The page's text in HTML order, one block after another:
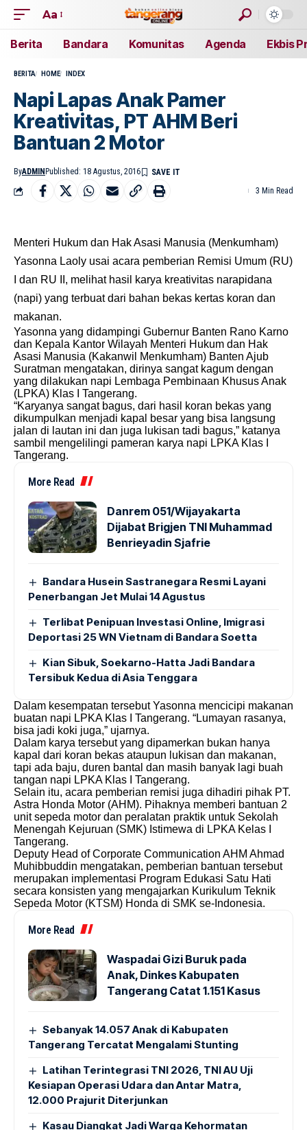
Aa
Berita Bandara Komunitas Agenda Ekbis
BERITA HOME INDEX
Napi Lapas Anak Pamer
Kreativitas, PT AHM Beri
Bantuan 2 Motor
ByADMIN Published: 18 Agustus, 2016
3 Min Read
Menteri Hukum dan Hak Asasi Manusia (Menkumham)
Yasonna Laoly usai acara pemberian Remisi Umum (RU)
I dan RU II, melihat hasil karya kreativitas narapidana
(napi) yang terbuat dari bahan bekas kertas koran dan
makanan.
Yasonna yang didampingi Gubernur Banten Rano Karno
dan Kepala Kantor Wilayah Menteri Hukum dan Hak
Asasi Manusia (Kakanwil Menkumham) Banten Ajub
Suratman mengatakan, dirinya sangat kagum dengan
yang dilakukan napi Lembaga Pembinaan Khusus Anak
(LPKA) Klas I Tangerang.
“Karyanya sangat bagus, dari hasil koran bekas yang
dikumpulkan menjadi kapal besar yang bisa langsung
jalan di lautan ini dan juga lukisan tadi bagus,” katanya
sambil mengelilingi pameran karya napi LPKA Klas I
Tangerang.
More Read
Danrem 051/Wijayakarta
Dijabat Brigjen TNI Muhammad
Benrieyadin Sjafrie
Bandara Husein Sastranegara Resmi Layani
Penerbangan Jet Mulai 14 Agustus
Terlibat Penipuan Investasi Online, Imigrasi
Deportasi 25 WN Vietnam di Bandara Soetta
Kian Sibuk, Soekarno-Hatta Jadi Bandara
Tersibuk Kedua di Asia Tenggara
Dalam kesempatan tersebut Yasonna mencicipi makanan
buatan napi LPKA Klas I Tangerang. “Lumayan rasanya,
bisa jadi koki juga,” ujarnya.
Dalam karya tersebut yang dipamerkan bukan hanya
kapal dari koran bekas ataupun lukisan dan makanan,
tapi ada baju, duren bantal dan masih banyak lagi buah
tangan napi LPKA Klas I Tangerang.
Selain itu, acara pemberian remisi juga dihadiri pihak PT.
Astra Honda Motor (AHM). Pihaknya memberi bantuan 2
unit sepeda motor dan peralatan praktik untuk Sekolah
Menengah Kejuruan (SMK) Istimewa di LPKA Kelas I
Tangerang.
Deputy Head of Corporate Communication AHM Ahmad
Muhibbuddin mengatakan, pemberian bantuan tersebut
merupakan implementasi Program Edukasi Satu Hati
secara konsisten yang mengajarkan Kurikulum Teknik
Sepeda Motor (KTSM) Honda di SMK se-Indonesia.
More Read
Waspadai Gizi Buruk pada
Anak, Dinkes Kabupaten
Tangerang Catat 1.151 Kasus
Sebanyak 14.057 Anak di Kabupaten
Tangerang Tercatat Mengalami Stunting
Latihan Terintegrasi TNI 2026, TNI AU Uji
Kesiapan Operasi Udara dan Antar Matra,
12.000 Prajurit Diterjunkan
Kasau Diangkat Jadi Warga Kehormatan